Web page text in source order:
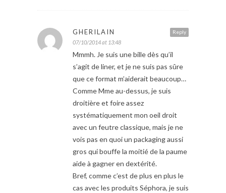
Reply
GHERILAIN
07/10/2014 at 13:48
Mmmh. Je suis une bille dès qu’il
s’agit de liner, et je ne suis pas sûre
que ce format m’aiderait beaucoup…
Comme Mme au-dessus, je suis
droitière et foire assez
systématiquement mon oeil droit
avec un feutre classique, mais je ne
vois pas en quoi un packaging aussi
gros qui bouffe la moitié de la paume
aide à gagner en dextérité.
Bref, comme c’est de plus en plus le
cas avec les produits Séphora, je suis